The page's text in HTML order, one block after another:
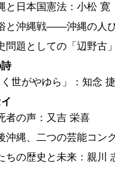
と日本国憲法：小松 寛
と沖縄戦――沖縄の人
問題としての「辺野
く世がやゆら」：知念 捷
者の声：又吉 栄喜
沖縄、二つの芸能コン
ちの歴史と未来：親川